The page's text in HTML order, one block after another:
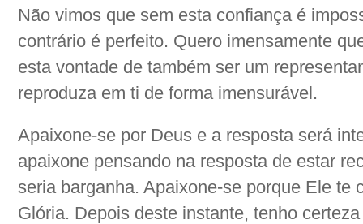
Não vimos que sem esta confiança é
contrário é perfeito. Quero imensamente
esta vontade de também ser um
reproduza em ti de forma imensurável.
Apaixone-se por Deus e a resposta será
apaixone pensando na resposta de estar
seria barganha. Apaixone-se porque Ele te
Glória. Depois deste instante, tenho